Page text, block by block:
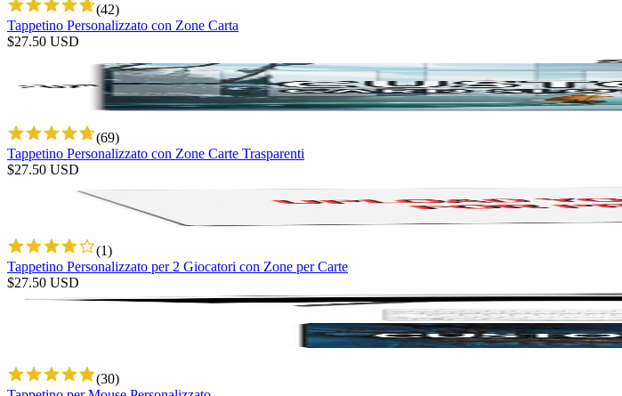
(42)
Tappetino Personalizzato con Zone Carta
$27.50 USD
(69)
Tappetino Personalizzato con Zone Carte Trasparenti
$27.50 USD
(1)
Tappetino Personalizzato per 2 Giocatori con Zone per Carte
$27.50 USD
(30)